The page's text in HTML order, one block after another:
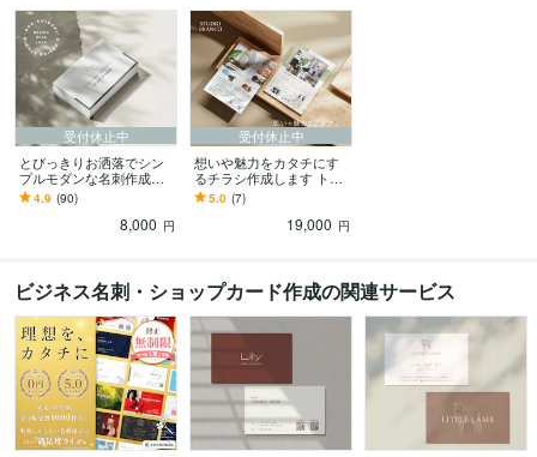
受付休止中
とびっきりお洒落でシン
プルモダンな名刺作成し
ます 【印刷可能！】ショ
ップ・サンクスカードもO
4.9 (90)
8,000 円
受付休止中
想いや魅力をカタチにす
るチラシ作成します トキ
メキをカタチにするデザ
インを目指しています！
5.0 (7)
19,000 円
ビジネス名刺・ショップカード作成の関連サービス